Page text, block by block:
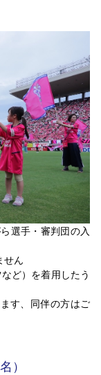
選手・審判団の入
せん
ど）を着用したう
す、同伴の方はご
）